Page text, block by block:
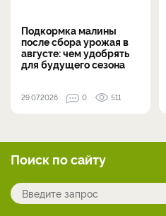
Подкормка малины
после сбора урожая в
августе: чем удобрять
для будущего сезона
29.07.2026 0 511
Поиск по сайту